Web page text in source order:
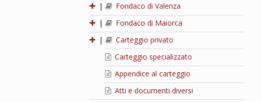
|
Fondaco di Valenza
|
Fondaco di Maiorca
|
Carteggio privato
Carteggio specializzato
Appendice al carteggio
Atti e documenti diversi